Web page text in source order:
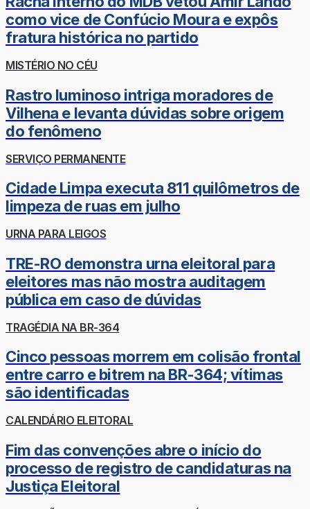
como vice de Confúcio Moura e expôs
fratura histórica no partido
MISTÉRIO NO CÉU
Rastro luminoso intriga moradores de
Vilhena e levanta dúvidas sobre origem
do fenômeno
SERVIÇO PERMANENTE
Cidade Limpa executa 811 quilômetros de
limpeza de ruas em julho
URNA PARA LEIGOS
TRE-RO demonstra urna eleitoral para
eleitores mas não mostra auditagem
pública em caso de dúvidas
TRAGÉDIA NA BR-364
Cinco pessoas morrem em colisão frontal
entre carro e bitrem na BR-364; vítimas
são identificadas
CALENDÁRIO ELEITORAL
Fim das convenções abre o início do
processo de registro de candidaturas na
Justiça Eleitoral